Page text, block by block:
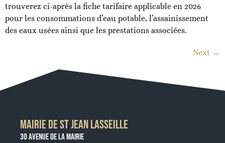
trouverez ci-après la fiche tarifaire applicable en 2026
pour les consommations d’eau potable, l’assainissement
des eaux usées ainsi que les prestations associées.
Next →
MAIRIE DE ST JEAN LASSEILLE
30 AVENUE DE LA MAIRIE